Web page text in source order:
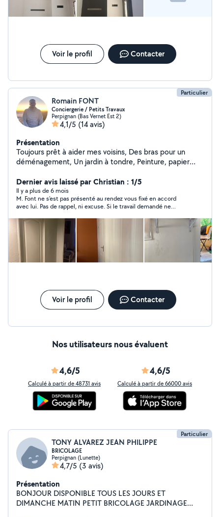
Voir le profil Contacter
Particulier
Romain FONT
Conciergerie / Petits Travaux
Perpignan (Bas Vernet Est 2)
4,1/5 (14 avis)
Présentation
Toujours prêt à aider mes voisins, Des bras pour un
déménagement, Un jardin à tondre, Peinture, papier
rideaux Donner une seconde vie à vos meubles anciens,
Ponçage Fenêtres, Portes, Murs, Capable de faire de
l'enduit, Nettoyage de voitures, Entretien et Ménage,
Bon bricoleur pour petit travaux en tout genre. Possède
tout type d'outils. N'hésitez pas, je répond à vos
questions et demandes rapidement. Cordialement.
Dernier avis laissé par Christian : 1/5
Il y a plus de 6 mois
M. Font ne s'est pas présenté au rendez vous fixé en accord
avec lui. Pas de rappel, ni excuse. Si le travail demandé ne
savoir. Résultat total discrédit de ce monsieur ET du site
"Allovoisins". CQFDire. Cordialement
Voir le profil Contacter
Nos utilisateurs nous évaluent
4,6/5
Calculé à partir de 48731 avis
4,6/5
Calculé à partir de 66000 avis
Particulier
TONY ALVAREZ JEAN PHILIPPE
BRICOLAGE
Perpignan (Lunette)
4,7/5 (3 avis)
Présentation
BONJOUR DISPONIBLE TOUS LES JOURS ET
DIMANCHE MATIN PETIT BRICOLAGE JARDINAGE